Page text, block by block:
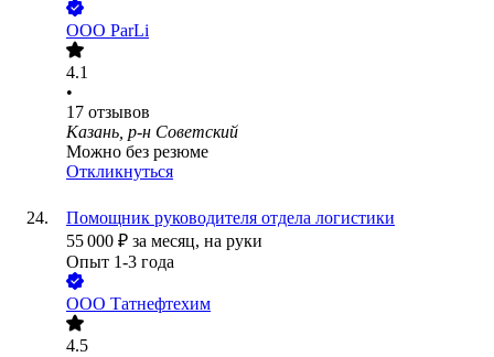
ООО ParLi
4.1
•
17 отзывов
Казань, р-н Советский
Можно без резюме
Откликнуться
Помощник руководителя отдела логистики
55 000 ₽ за месяц, на руки
Опыт 1-3 года
ООО Татнефтехим
4.5